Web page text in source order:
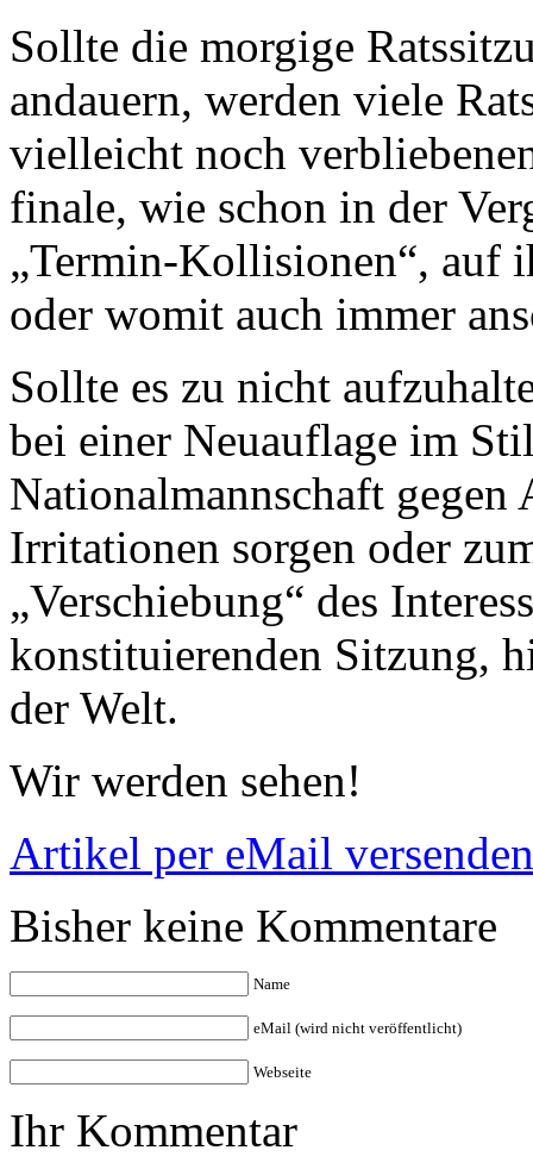
Sollte die morgige
andauern, werden viele
vielleicht noch
finale, wie schon in der
„Termin-Kollisionen“, auf
oder womit auch immer
Sollte es zu nicht
bei einer Neuauflage im
Nationalmannschaft
Irritationen sorgen oder
„Verschiebung“ des
konstituierenden Sitzung,
der Welt.
Wir werden sehen!
Artikel per eMail versenden
Bisher keine Kommentare
Name
eMail (wird nicht veröffentlicht)
Webseite
Ihr Kommentar